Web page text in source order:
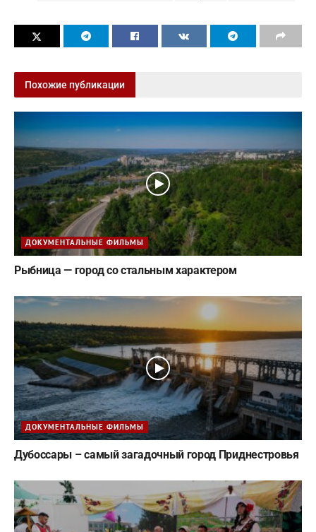
Похожие публикации
ДОКУМЕНТАЛЬНЫЕ ФИЛЬМЫ
Рыбница — город со стальным характером
ДОКУМЕНТАЛЬНЫЕ ФИЛЬМЫ
Дубоссары – самый загадочный город Приднестровья